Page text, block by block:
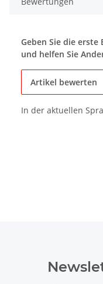
Geben Sie die
und helfen Sie
Artikel bewerten
In der aktuellen